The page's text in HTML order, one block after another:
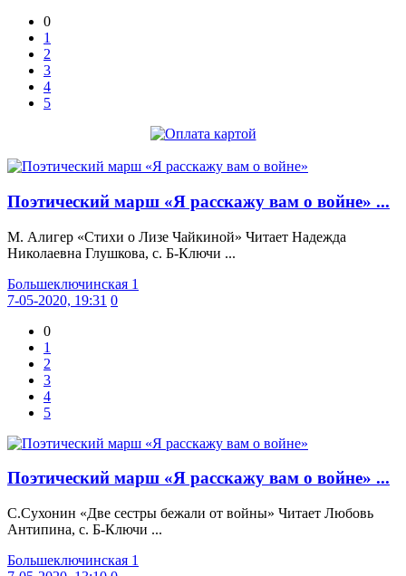
0
1
2
3
4
5
Поэтический марш «Я расскажу вам о войне» ...
М. Алигер «Стихи о Лизе Чайкиной» Читает Надежда
Николаевна Глушкова, с. Б-Ключи ...
Большеключинская 1
7-05-2020, 19:31 0
0
1
2
3
4
5
Поэтический марш «Я расскажу вам о войне» ...
С.Сухонин «Две сестры бежали от войны» Читает Любовь
Антипина, с. Б-Ключи ...
Большеключинская 1